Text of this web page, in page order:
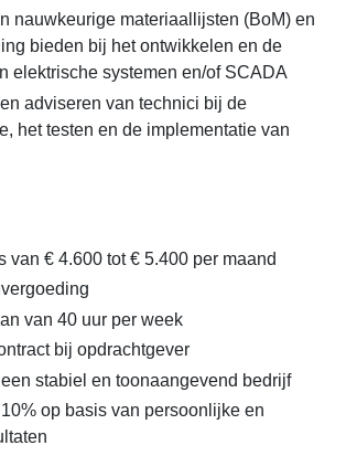
nauwkeurige materiaallijsten (BoM) en
bieden bij het ontwikkelen en de
elektrische systemen en/of SCADA
adviseren van technici bij de
het testen en de implementatie van
van € 4.600 tot € 5.400 per maand
van 40 uur per week
bij opdrachtgever
stabiel en toonaangevend bedrijf
op basis van persoonlijke en